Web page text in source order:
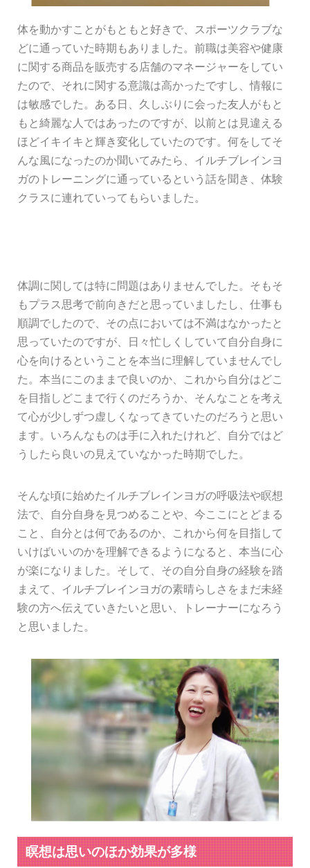
体を動かすことがもともと好きで、スポーツクラブな
どに通っていた時期もありました。前職は美容や健康
に関する商品を販売する店舗のマネージャーをしてい
たので、それに関する意識は高かったですし、情報に
は敏感でした。ある日、久しぶりに会った友人がもと
もと綺麗な人ではあったのですが、以前とは見違える
ほどイキイキと輝き変化していたのです。何をしてそ
んな風になったのか聞いてみたら、イルチブレインヨ
ガのトレーニングに通っているという話を聞き、体験
クラスに連れていってもらいました。
体調に関しては特に問題はありませんでした。そもそ
もプラス思考で前向きだと思っていましたし、仕事も
順調でしたので、その点においては不満はなかったと
思っていたのですが、日々忙しくしていて自分自身に
心を向けるということを本当に理解していませんでし
た。本当にこのままで良いのか、これから自分はどこ
を目指しどこまで行くのだろうか、そんなことを考え
て心が少しずつ虚しくなってきていたのだろうと思い
ます。いろんなものは手に入れたけれど、自分ではど
うしたら良いの見えていなかった時期でした。
そんな頃に始めたイルチブレインヨガの呼吸法や瞑想
法で、自分自身を見つめることや、今ここにとどまる
こと、自分とは何であるのか、これから何を目指して
いけばいいのかを理解できるようになると、本当に心
が楽になりました。そして、その自分自身の経験を踏
まえて、イルチブレインヨガの素晴らしさをまだ未経
験の方へ伝えていきたいと思い、トレーナーになろう
と思いました。
瞑想は思いのほか効果が多様